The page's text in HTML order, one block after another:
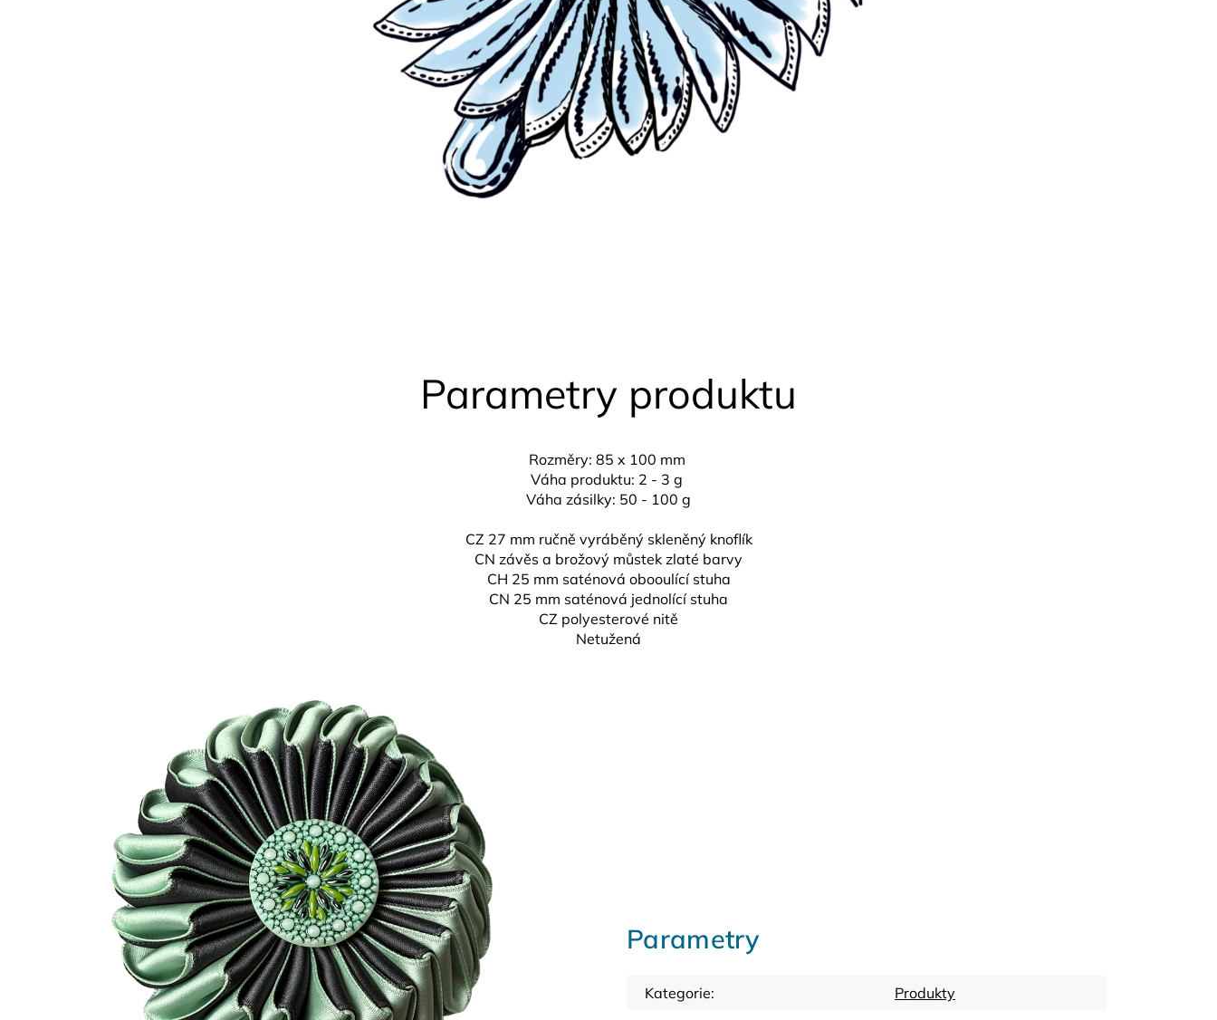
Parametry produktu
Rozměry: 85 x 100 mm
Váha produktu: 2 - 3 g
Váha zásilky: 50 - 100 g
CZ 27 mm ručně vyráběný skleněný knoflík
CN závěs a brožový můstek zlaté barvy
CH 25 mm saténová obooulící stuha
CN 25 mm saténová jednolící stuha
CZ polyesterové nitě
Netužená
Parametry
Kategorie:
Produkty